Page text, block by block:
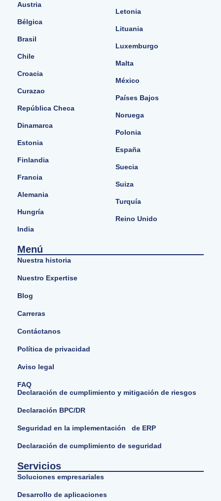
Austria
Bélgica
Brasil
Chile
Croacia
Curazao
República Checa
Dinamarca
Estonia
Finlandia
Francia
Alemania
Hungría
India
Letonia
Lituania
Luxemburgo
Malta
México
Países Bajos
Noruega
Polonia
España
Suecia
Suiza
Turquía
Reino Unido
Menú
Nuestra historia
Nuestro Expertise
Blog
Carreras
Contáctanos
Política de privacidad
Aviso legal
FAQ
Declaración de cumplimiento y mitigación de riesgos
Declaración BPC/DR
Seguridad en la implementación de ERP
Declaración de cumplimiento de seguridad
Servicios
Soluciones empresariales
Desarrollo de aplicaciones